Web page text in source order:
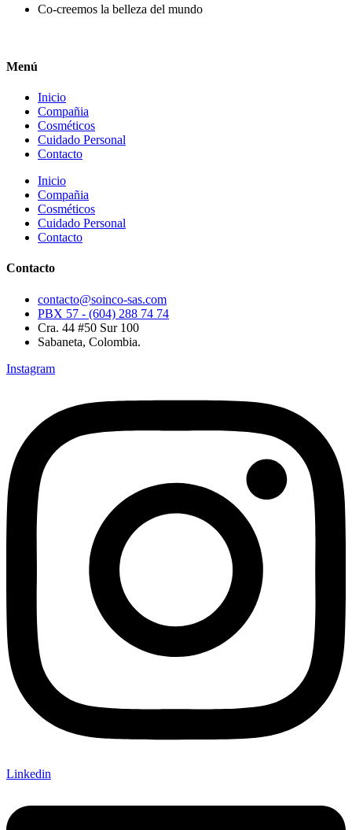
Co-creemos la belleza del mundo
Menú
Inicio
Compañia
Cosméticos
Cuidado Personal
Contacto
Inicio
Compañia
Cosméticos
Cuidado Personal
Contacto
Contacto
contacto@soinco-sas.com
PBX 57 - (604) 288 74 74
Cra. 44 #50 Sur 100
Sabaneta, Colombia.
Instagram
Linkedin